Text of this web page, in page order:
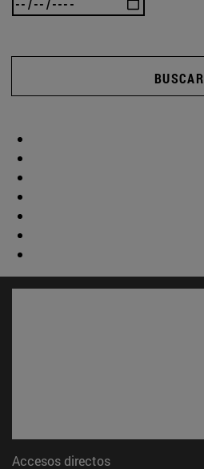
BUSCAR
Accesos directos